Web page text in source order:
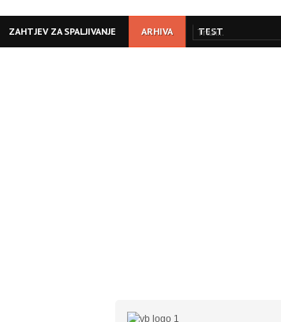
ZAHTJEV ZA SPALJIVANJE ARHIVA TEST